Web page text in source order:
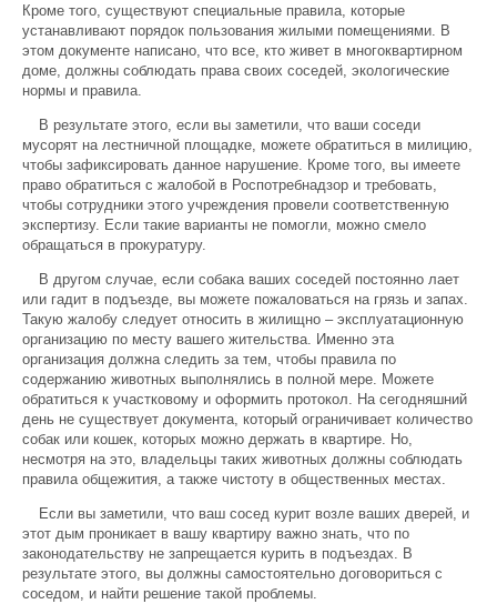
Кроме того, существуют специальные правила, которые
устанавливают порядок пользования жилыми помещениями. В
этом документе написано, что все, кто живет в многоквартирном
доме, должны соблюдать права своих соседей, экологические
нормы и правила.
В результате этого, если вы заметили, что ваши соседи
мусорят на лестничной площадке, можете обратиться в милицию,
чтобы зафиксировать данное нарушение. Кроме того, вы имеете
право обратиться с жалобой в Роспотребнадзор и требовать,
чтобы сотрудники этого учреждения провели соответственную
экспертизу. Если такие варианты не помогли, можно смело
обращаться в прокуратуру.
В другом случае, если собака ваших соседей постоянно лает
или гадит в подъезде, вы можете пожаловаться на грязь и запах.
Такую жалобу следует относить в жилищно – эксплуатационную
организацию по месту вашего жительства. Именно эта
организация должна следить за тем, чтобы правила по
содержанию животных выполнялись в полной мере. Можете
обратиться к участковому и оформить протокол. На сегодняшний
день не существует документа, который ограничивает количество
собак или кошек, которых можно держать в квартире. Но,
несмотря на это, владельцы таких животных должны соблюдать
правила общежития, а также чистоту в общественных местах.
Если вы заметили, что ваш сосед курит возле ваших дверей, и
этот дым проникает в вашу квартиру важно знать, что по
законодательству не запрещается курить в подъездах. В
результате этого, вы должны самостоятельно договориться с
соседом, и найти решение такой проблемы.